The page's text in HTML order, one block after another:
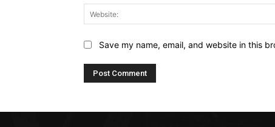
Save my name, email, and website in this